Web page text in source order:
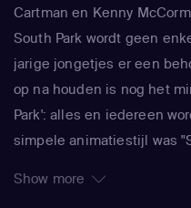
Cartman en Kenny
South Park wordt geen
jarige jongetjes er een
op na houden is nog het
Park': alles en iedereen
simpele animatiestijl was
Show more